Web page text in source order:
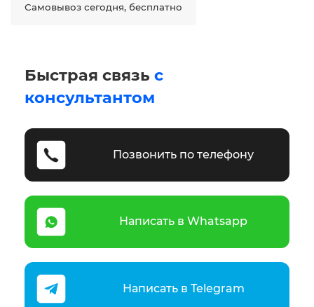
Самовывоз сегодня, бесплатно
Быстрая связь с
консультантом
Позвонить по телефону
Написать в Whatsapp
Написать в Telegram